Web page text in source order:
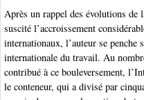
Après un rappel des évolutions de
suscité l’accroissement
internationaux, l’auteur se
internationale du travail. Au
contribué à ce bouleversement,
le conteneur, qui a divisé par